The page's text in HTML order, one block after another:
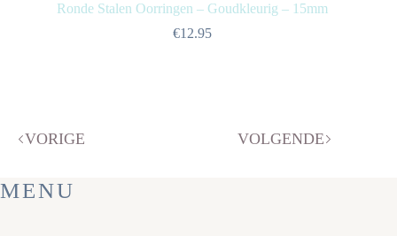
Ronde Stalen Oorringen – Goudkleurig – 15mm
€12.95
VORIGE VOLGENDE
MENU